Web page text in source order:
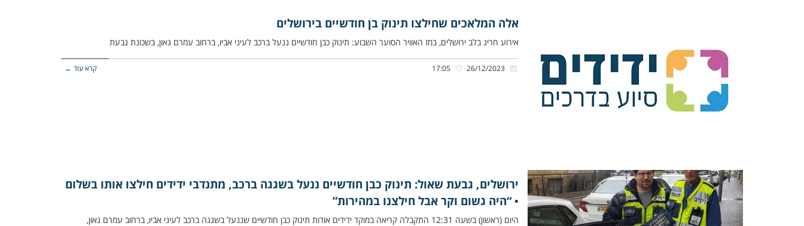
אלה המלאכים שחילצו תינוק בן חודשיים בירושלים
אירוע חריג בלב ירושלים, במז האוויר הסוער השבוע: תינוק כבן חודשיים ננעל ברכב לעיני אביו, ברחוב עמרם גאון, בשכונת גבעת
קרא עוד ←
ירושלים, גבעת שאול: תינוק כבן חודשיים ננעל בשגגה ברכב, מתנדבי ידידים חילצו אותו בשלום
• “היה גשום וקר אבל חילצנו במהירות”
היום (ראשון) בשעה 12:31 התקבלה קריאה במוקד ידידים אודות תינוק כבן חודשיים שננעל בשגגה ברכב לעיני אביו, ברחוב עמרם גאון,